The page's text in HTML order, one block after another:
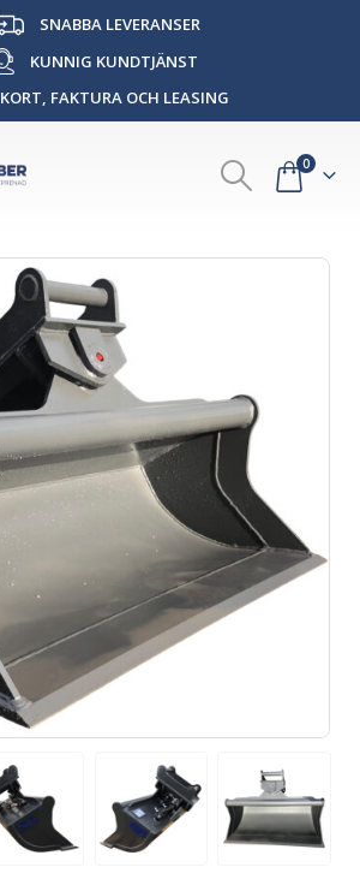
SNABBA LEVERANSER
KUNNIG KUNDTJÄNST
KORT, FAKTURA OCH LEASING
0